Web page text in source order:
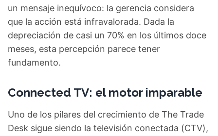
un mensaje inequívoco: la gerencia considera
que la acción está infravalorada. Dada la
depreciación de casi un 70% en los últimos doce
meses, esta percepción parece tener
fundamento.
Connected TV: el motor imparable
Uno de los pilares del crecimiento de The Trade
Desk sigue siendo la televisión conectada (CTV),